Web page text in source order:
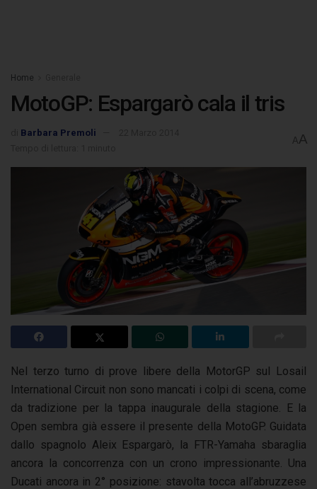
Home
MotoGP: Espargarò cala il tris
Barbara Premoli
AA
Nel terzo turno di prove libere della MotorGP sul Losail
International Circuit non sono mancati i colpi di scena, come
da tradizione per la tappa inaugurale della stagione. E la
Open sembra già essere il presente della MotoGP. Guidata
dallo spagnolo Aleix Espargarò, la FTR-Yamaha sbaraglia
ancora la concorrenza con un crono impressionante. Una
Ducati ancora in 2° posizione: stavolta tocca all’abruzzese